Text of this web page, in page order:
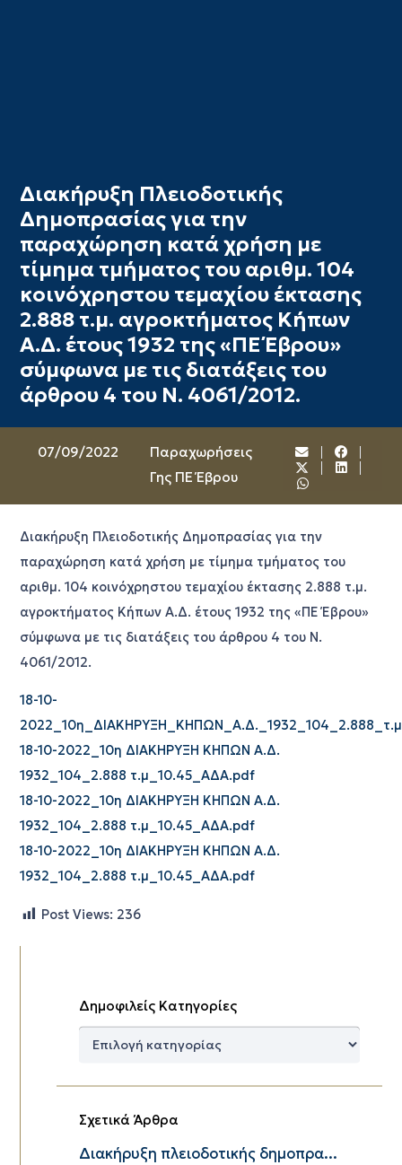
Διακήρυξη Πλειοδοτικής
Δημοπρασίας για την
παραχώρηση κατά χρήση με
τίμημα τμήματος του αριθμ. 104
κοινόχρηστου τεμαχίου έκτασης
2.888 τ.μ. αγροκτήματος Κήπων
Α.Δ. έτους 1932 της «ΠΕ Έβρου»
σύμφωνα με τις διατάξεις του
άρθρου 4 του Ν. 4061/2012.
07/09/2022
Παραχωρήσεις
Γης ΠΕ Έβρου
Διακήρυξη Πλειοδοτικής Δημοπρασίας για την
παραχώρηση κατά χρήση με τίμημα τμήματος του
αριθμ. 104 κοινόχρηστου τεμαχίου έκτασης 2.888 τ.μ.
αγροκτήματος Κήπων Α.Δ. έτους 1932 της «ΠΕ Έβρου»
σύμφωνα με τις διατάξεις του άρθρου 4 του Ν.
4061/2012.
18-10-
18-10-2022_10η ΔΙΑΚΗΡΥΞΗ ΚΗΠΩΝ Α.Δ.
1932_104_2.888 τ.μ_10.45_ΑΔΑ.pdf
18-10-2022_10η ΔΙΑΚΗΡΥΞΗ ΚΗΠΩΝ Α.Δ.
1932_104_2.888 τ.μ_10.45_ΑΔΑ.pdf
18-10-2022_10η ΔΙΑΚΗΡΥΞΗ ΚΗΠΩΝ Α.Δ.
1932_104_2.888 τ.μ_10.45_ΑΔΑ.pdf
Post Views: 236
Δημοφιλείς Κατηγορίες
Δημοφιλείς
Σχετικά Άρθρα
Διακήρυξη πλειοδοτικής δημοπρα...